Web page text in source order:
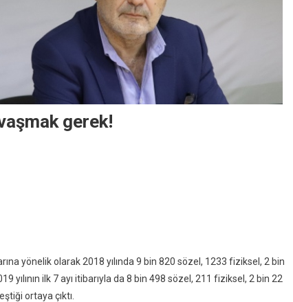
gerek!
yönelik olarak 2018 yılında 9 bin 820 sözel, 1233 fiziksel, 2 bin
ilk 7 ayı itibarıyla da 8 bin 498 sözel, 211 fiziksel, 2 bin 22
ortaya çıktı.